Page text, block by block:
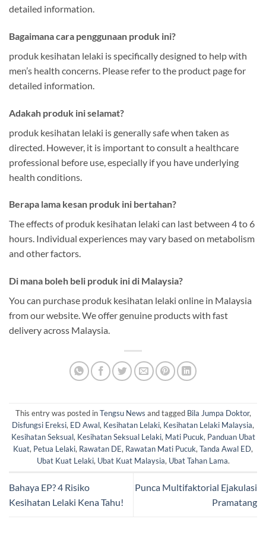
detailed information.
Bagaimana cara penggunaan produk ini?
produk kesihatan lelaki is specifically designed to help with
men’s health concerns. Please refer to the product page for
detailed information.
Adakah produk ini selamat?
produk kesihatan lelaki is generally safe when taken as
directed. However, it is important to consult a healthcare
professional before use, especially if you have underlying
health conditions.
Berapa lama kesan produk ini bertahan?
The effects of produk kesihatan lelaki can last between 4 to 6
hours. Individual experiences may vary based on metabolism
and other factors.
Di mana boleh beli produk ini di Malaysia?
You can purchase produk kesihatan lelaki online in Malaysia
from our website. We offer genuine products with fast
delivery across Malaysia.
This entry was posted inTengsu News and tagged Bila Jumpa Doktor,
Disfungsi Ereksi, ED Awal, Kesihatan Lelaki, Kesihatan Lelaki Malaysia,
Kesihatan Seksual, Kesihatan Seksual Lelaki, Mati Pucuk, Panduan Ubat
Kuat, Petua Lelaki, Rawatan DE, Rawatan Mati Pucuk,Tanda Awal ED,
Ubat Kuat Lelaki, Ubat Kuat Malaysia, Ubat Tahan Lama.
Bahaya EP? 4 Risiko
Kesihatan Lelaki Kena Tahu!
Punca Multifaktorial Ejakulasi
Pramatang